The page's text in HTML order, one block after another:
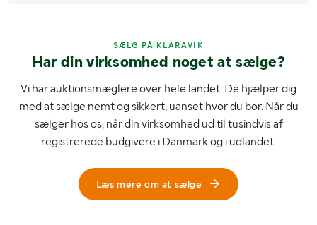
SÆLG PÅ KLARAVIK
Har din virksomhed noget at sælge?
Vi har auktionsmæglere over hele landet. De hjælper dig
med at sælge nemt og sikkert, uanset hvor du bor. Når du
sælger hos os, når din virksomhed ud til tusindvis af
registrerede budgivere i Danmark og i udlandet.
Læs mere om at sælge